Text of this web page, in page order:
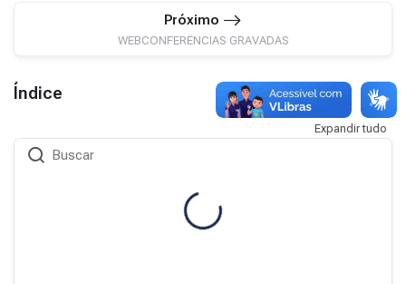
Próximo
WEBCONFERÊNCIAS GRAVADAS
Índice
Expandir tudo
Buscar